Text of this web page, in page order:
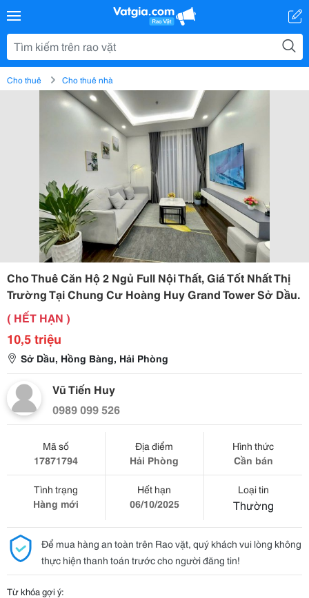
Cho thuê Cho thuê nhà
Cho Thuê Căn Hộ 2 Ngủ Full Nội Thất, Giá Tốt Nhất Thị
Trường Tại Chung Cư Hoàng Huy Grand Tower Sở Dầu.
( HẾT HẠN )
10,5 triệu
Sở Dầu, Hồng Bàng, Hải Phòng
Vũ Tiến Huy
0989 099 526
Mã số
17871794
Địa điểm
Hải Phòng
Hình thức
Cần bán
Tình trạng
Hàng mới
Hết hạn
06/10/2025
Loại tin
Thường
Để mua hàng an toàn trên Rao vặt, quý khách vui lòng không
thực hiện thanh toán trước cho người đăng tin!
Từ khóa gợi ý: